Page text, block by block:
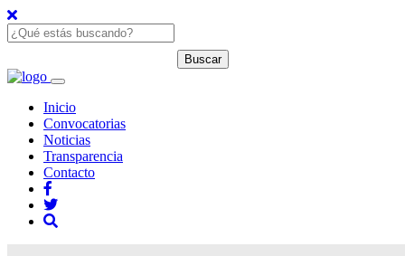
Inicio
Convocatorias
Noticias
Transparencia
Contacto